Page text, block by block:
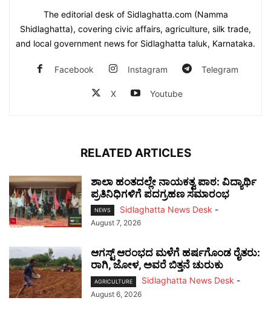
The editorial desk of Sidlaghatta.com (Namma
Shidlaghatta), covering civic affairs, agriculture, silk trade,
and local government news for Sidlaghatta taluk, Karnataka.
Facebook Instagram Telegram
X Youtube
RELATED ARTICLES
ಶಾಲಾ ಹಂತದಲ್ಲೇ ನಾಯಕತ್ವ ಪಾಠ: ವಿದ್ಯಾರ್ಥಿ
ಪ್ರತಿನಿಧಿಗಳಿಗೆ ಪದಗ್ರಹಣ ಸಮಾರಂಭ
NEWS Sidlaghatta News Desk -
August 7, 2026
ಆಗಸ್ಟ್ ಆರಂಭದ ಮಳೆಗೆ ಹರ್ಷಗೊಂಡ ರೈತರು:
ರಾಗಿ, ಜೋಳ, ಅವರೆ ಬಿತ್ತನೆ ಚುರುಕು
AGRICULTURE Sidlaghatta News Desk -
August 6, 2026